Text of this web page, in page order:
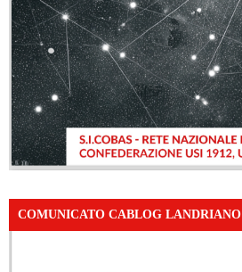
COMUNICATO CABLOG LANDRIANO